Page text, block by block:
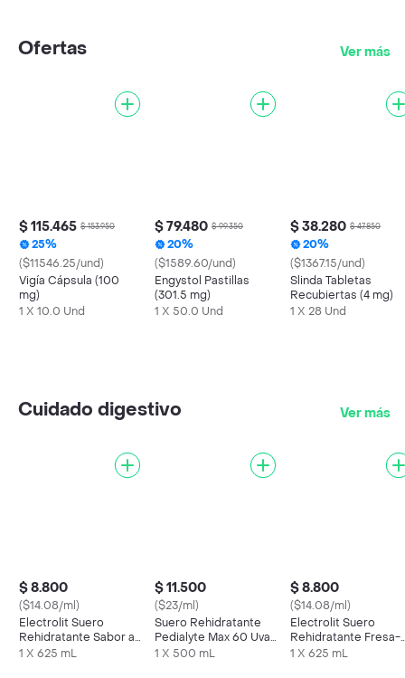
Ofertas Ver más
$ 115.465 $ 153.950
25%
($11546.25/und)
Vigía Cápsula (100
mg)
1 X 10.0 Und
$ 79.480 $ 99.350
20%
($1589.60/und)
Engystol Pastillas
(301.5 mg)
1 X 50.0 Und
$ 38.280 $ 47.850
20%
($1367.15/und)
Slinda Tabletas
Recubiertas (4 mg)
1 X 28 Und
Cuidado digestivo Ver más
$ 8.800
($14.08/ml)
Electrolit Suero
Rehidratante Sabor a
Maracuyá
1 X 625 mL
$ 11.500
($23/ml)
Suero Rehidratante
Pedialyte Max 60 Uva
Frasco 500 mL
1 X 500 mL
$ 8.800
($14.08/ml)
Electrolit Suero
Rehidratante Fresa-
Kiwi
1 X 625 mL